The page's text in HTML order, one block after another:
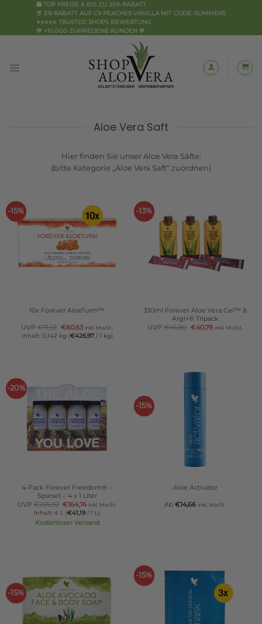
🛍️ TOP PREISE & BIS ZU 25% RABATT
🍑 5% RABATT AUF C9 PEACHES VANILLA MIT CODE: SUMMER5
⭐⭐⭐⭐⭐ TRUSTED SHOPS BEWERTUNG
💛 +10.000 ZUFRIEDENE KUNDEN 💛
Aloe Vera Saft
Hier finden Sie unser Aloe Vera Säfte:
(bitte Kategorie „Aloe Vera Saft“ zuordnen)
-15%
10x Forever AloeTurm™
UVP€71,33 €60,63 inkl. MwSt.
Inhalt: 0,142 kg (€426,97/ 1 kg)
-13%
330ml Forever Aloe Vera Gel™ &
Argi+® Tripack
UVP€46,80 €40,78 inkl. MwSt.
-20%
4-Pack Forever Freedom® –
Sparset – 4 x 1 Liter
UVP €205,92 €164,74 inkl. MwSt.
Inhalt: 4 L (€41,19 / 1 L)
Kostenloser Versand
-15%
Aloe Activator
Ab €14,66 inkl. MwSt.
-15%
-15%